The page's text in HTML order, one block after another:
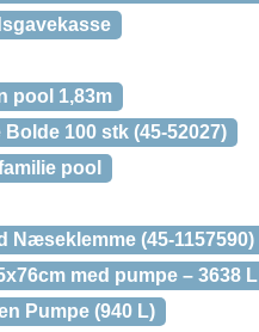
pool 1,83m
100 stk (45-52027)
pool
Næseklemme (45-1157590)
med pumpe – 3638
Pumpe (940 L)